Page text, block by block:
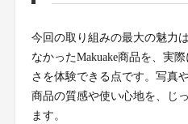
今回の取り組みの最大の魅力
なかったMakuake商品を、実
さを体験できる点です。写真
商品の質感や使い心地を、じ
ます。